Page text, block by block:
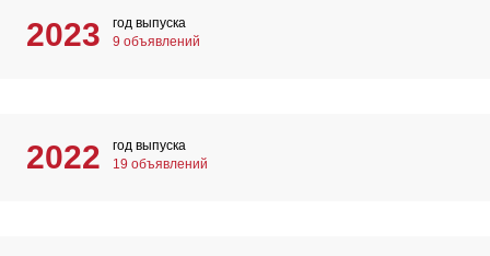
2023
год выпуска
9 объявлений
2022
год выпуска
19 объявлений